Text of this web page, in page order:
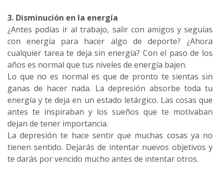
3. Disminución en la energía
¿Antes podías ir al trabajo, salir con amigos y seguías
con energía para hacer algo de deporte? ¿Ahora
cualquier tarea te deja sin energía? Con el paso de los
años es normal que tus niveles de energía bajen.
Lo que no es normal es que de pronto te sientas sin
ganas de hacer nada. La depresión absorbe toda tu
energía y te deja en un estado letárgico. Las cosas que
antes te inspiraban y los sueños que te motivaban
dejan de tener importancia.
La depresión te hace sentir que muchas cosas ya no
tienen sentido. Dejarás de intentar nuevos objetivos y
te darás por vencido mucho antes de intentar otros.